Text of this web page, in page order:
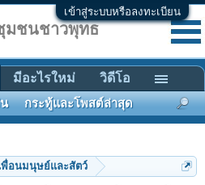
เข้าสู่ระบบหรือลงทะเบียน
พื่อนมนุษย์และสัตว์
มชนชาวพุทธ
กระทู้และโพสต์ล่าสุด
มีอะไรใหม่ วิดีโอ